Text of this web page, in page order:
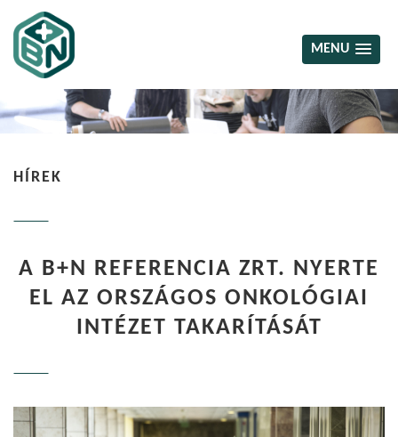
MENU
HÍREK
A B+N REFERENCIA ZRT. NYERTE
EL AZ ORSZÁGOS ONKOLÓGIAI
INTÉZET TAKARÍTÁSÁT